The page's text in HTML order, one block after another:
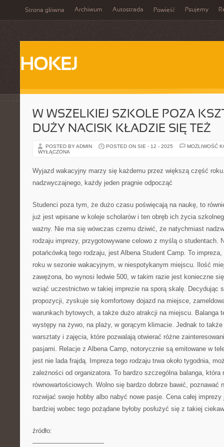
Strona główna Archiwum Autostrada Powieść Psujemy
HOKEJ
W WSZELKIEJ SZKOLE POZA
DUŻY NACISK KŁADZIE SIĘ TEŻ
POSTED BY ADMIN POSTED ON SIE - 12 - 2025
MOŻLIWOŚĆ
WYŁĄCZONA
Wyjazd wakacyjny marzy się każdemu przez większą część
nadzwyczajnego, każdy jeden pragnie odpocząć
Studenci poza tym, że dużo czasu poświęcają na naukę, to
już jest wpisane w koleje scholarów i ten obręb ich życia
ważny. Nie ma się wówczas czemu dziwić, że natychmiast
rodzaju imprezy, przygotowywane celowo z myślą o studentach.
potańcówką tego rodzaju, jest Albena Student Camp. To
roku w sezonie wakacyjnym, w niespotykanym miejscu. Ilość
zawężona, bo wynosi ledwie 500, w takim razie jest konieczne
wziąć uczestnictwo w takiej imprezie na sporą skalę. Decydując
propozycji, zyskuje się komfortowy dojazd na miejsce,
warunkach bytowych, a także dużo atrakcji na miejscu. Balanga
występy na żywo, na plaży, w gorącym klimacie. Jednak to
warsztaty i zajęcia, które pozwalają otwierać różne
pasjami. Relacje z Albena Camp, notorycznie są emitowane w
jest nie lada frajdą. Impreza tego rodzaju trwa około tygodnia,
zależności od organizatora. To bardzo szczególna balanga, która
równowartościowych. Wolno się bardzo dobrze bawić, poznawać
rozwijać swoje hobby albo nabyć nowe pasje. Cena całej
bardziej wobec tego pożądane byłoby posłużyć się z takiej
źródło:
———————————